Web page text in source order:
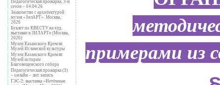
Педагогическая прожарка, 3-й
сезон – 04.04.26
Знакомство с архитектурой
музея «ЗилАРТ». Москва,
2026
Буклет по КВЕСТУ на худ.
выставке в ЗИЛАРТе (Москва,
2026)
Музеи Казанского Кремля:
Музей Исламской культуры
Музеи Казанского Кремля:
Музей истории
Благовещенского собора
Педагогическая прожарка (3)
– онлайн – лит. запись
ГЭС-2: выставка «Нетёмные
примерами из